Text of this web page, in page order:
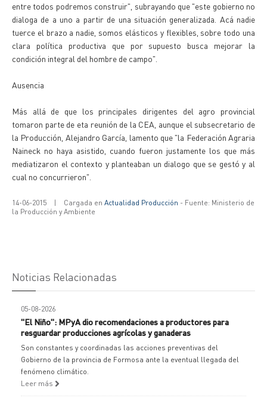
entre todos podremos construir", subrayando que "este gobierno no
dialoga de a uno a partir de una situación generalizada. Acá nadie
tuerce el brazo a nadie, somos elásticos y flexibles, sobre todo una
clara política productiva que por supuesto busca mejorar la
condición integral del hombre de campo".
Ausencia
Más allá de que los principales dirigentes del agro provincial
tomaron parte de eta reunión de la CEA, aunque el subsecretario de
la Producción, Alejandro García, lamento que "la Federación Agraria
Naineck no haya asistido, cuando fueron justamente los que más
mediatizaron el contexto y planteaban un dialogo que se gestó y al
cual no concurrieron".
14-06-2015 | Cargada en Actualidad Producción - Fuente: Ministerio de
la Producción y Ambiente
Noticias Relacionadas
05-08-2026
"El Niño": MPyA dio recomendaciones a productores para
resguardar producciones agrícolas y ganaderas
Son constantes y coordinadas las acciones preventivas del
Gobierno de la provincia de Formosa ante la eventual llegada del
fenómeno climático.
Leer más